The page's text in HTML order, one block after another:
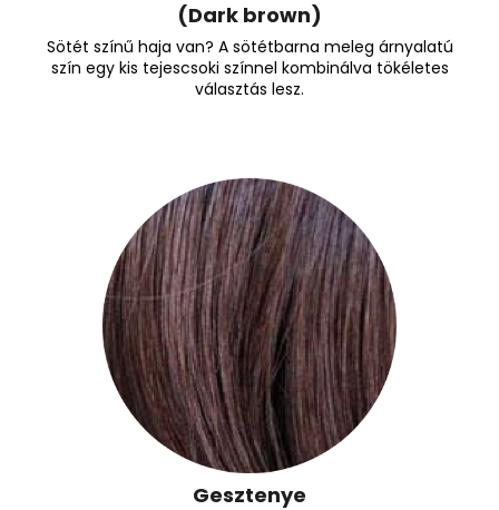
(Dark brown)
Sötét színű haja van? A sötétbarna meleg árnyalatú
szín egy kis tejescsoki színnel kombinálva tökéletes
választás lesz.
Gesztenye